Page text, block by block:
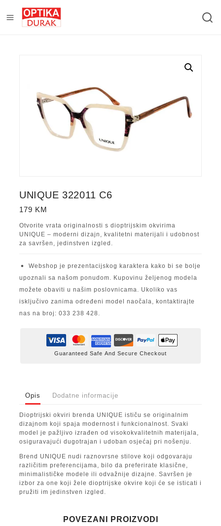
UNIQUE 322011 C6
179 KM
Otvorite vrata originalnosti s dioptrijskim okvirima
UNIQUE – moderni dizajn, kvalitetni materijali i udobnost
za savršen, jedinstven izgled.
Webshop je prezentacijskog karaktera kako bi se bolje
upoznali sa našom ponudom. Kupovinu željenog modela
možete obaviti u našim poslovnicama. Ukoliko vas
isključivo zanima određeni model naočala, kontaktirajte
nas na broj: 033 238 428.
Guaranteed Safe And Secure Checkout
Opis Dodatne informacije
Dioptrijski okviri brenda UNIQUE ističu se originalnim
dizajnom koji spaja modernost i funkcionalnost. Svaki
model je pažljivo izrađen od visokokvalitetnih materijala,
osiguravajući dugotrajan i udoban osjećaj pri nošenju.
Brend UNIQUE nudi raznovrsne stilove koji odgovaraju
različitim preferencijama, bilo da preferirate klasične,
minimalističke modele ili odvažnije dizajne. Savršen je
izbor za one koji žele dioptrijske okvire koji će se isticati i
pružiti im jedinstven izgled.
POVEZANI PROIZVODI